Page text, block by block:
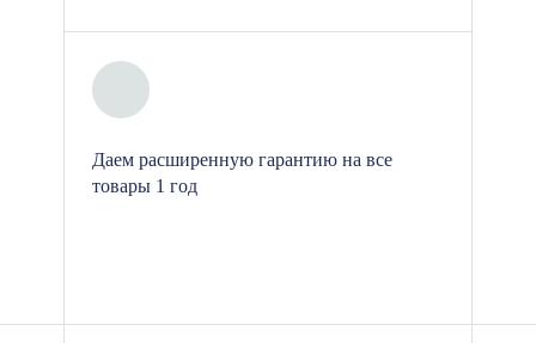
поддерживать оптимальную
температуру внутри здания.
Даем расширенную гарантию на все
товары 1 год